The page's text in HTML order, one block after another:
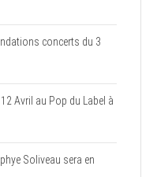
concerts du 3
12 Avril au Pop du Label à
Soliveau sera en